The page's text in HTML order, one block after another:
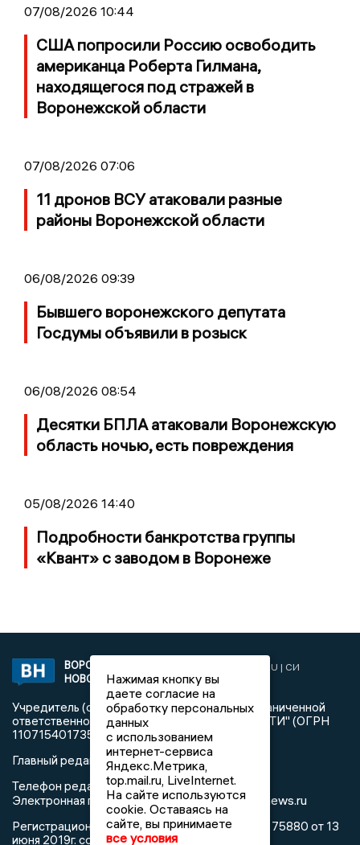
07/08/2026 10:44
США попросили Россию освободить
американца Роберта Гилмана,
находящегося под стражей в
Воронежской области
07/08/2026 07:06
11 дронов ВСУ атаковали разные
районы Воронежской области
06/08/2026 09:39
Бывшего воронежского депутата
Госдумы объявили в розыск
06/08/2026 08:54
Десятки БПЛА атаковали Воронежскую
область ночью, есть повреждения
05/08/2026 14:40
Подробности банкротства группы
«Квант» с заводом в Воронеже
ВОРОНЕЖСКИЕ
НОВОСТИ
2019 © VORONEZHNEWS.RU | СИ
«Воронежские новости»
Учредитель (соучредители): Общество с ограниченной
ответственностью "РЕГИОНАЛЬНЫЕ НОВОСТИ" (ОГРН
1107154017354)
Главный редактор: Пирогов А.А.
Телефон редакции: +7 (473) 262 77 92
Электронная почта редакции:info@voronezhnews.ru
Регистрационный номер: серия Эл № ФС 77 - 75880 от 13
июня 2019г. согласно выписке из реестра
Нажимая кнопку вы
даете согласие на
обработку персональных
данных
с использованием
интернет-сервиса
Яндекс.Метрика,
top.mail.ru, LiveInternet.
На сайте используются
cookie. Оставаясь на
сайте, вы принимаете
все условия